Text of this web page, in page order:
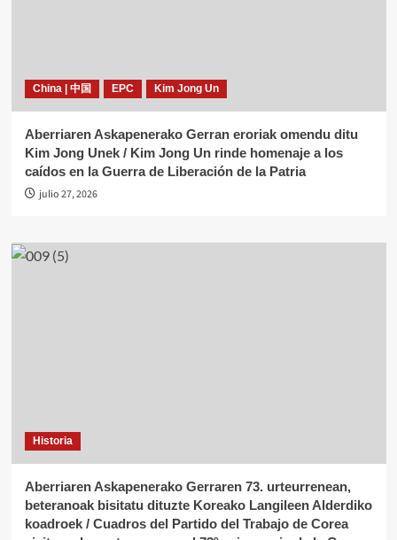
China | 中国 EPC Kim Jong Un
Aberriaren Askapenerako Gerran eroriak omendu ditu
Kim Jong Unek / Kim Jong Un rinde homenaje a los
caídos en la Guerra de Liberación de la Patria
julio 27, 2026
Historia
Aberriaren Askapenerako Gerraren 73. urteurrenean,
beteranoak bisitatu dituzte Koreako Langileen Alderdiko
koadroek / Cuadros del Partido del Trabajo de Corea